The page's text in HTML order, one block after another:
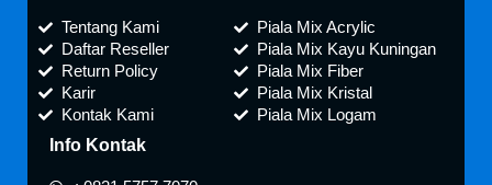
Tentang Kami
Daftar Reseller
Return Policy
Karir
Kontak Kami
Piala Mix Acrylic
Piala Mix Kayu Kuningan
Piala Mix Fiber
Piala Mix Kristal
Piala Mix Logam
Info Kontak